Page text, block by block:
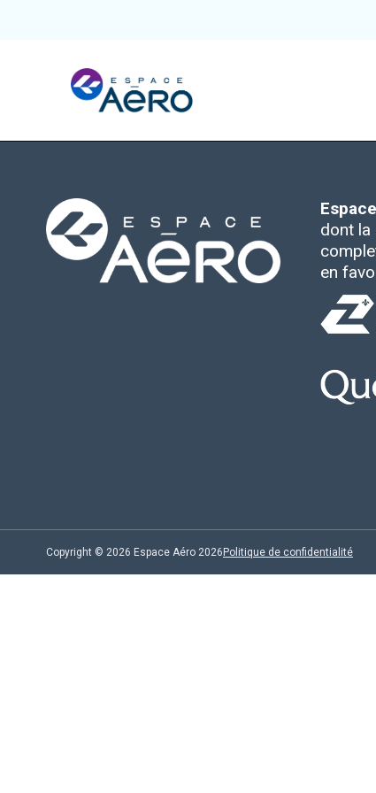
À propos
Pôles et chantiers
Initiatives
dont la
en
Copyright © 2026 Espace Aéro 2026 Politique de confidentialité